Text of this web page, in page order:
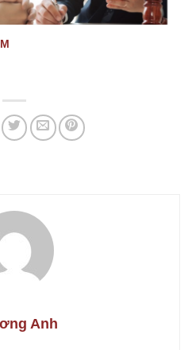
Anh